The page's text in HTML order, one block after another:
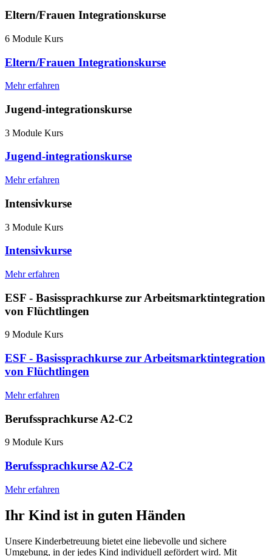
Eltern/Frauen Integrationskurse
6 Module Kurs
Eltern/Frauen Integrationskurse
Mehr erfahren
Jugend-integrationskurse
3 Module Kurs
Jugend-integrationskurse
Mehr erfahren
Intensivkurse
3 Module Kurs
Intensivkurse
Mehr erfahren
ESF - Basissprachkurse zur Arbeitsmarktintegration
von Flüchtlingen
9 Module Kurs
ESF - Basissprachkurse zur Arbeitsmarktintegration
von Flüchtlingen
Mehr erfahren
Berufssprachkurse A2-C2
9 Module Kurs
Berufssprachkurse A2-C2
Mehr erfahren
Ihr Kind ist in guten Händen
Unsere Kinderbetreuung bietet eine liebevolle und sichere
Umgebung, in der jedes Kind individuell gefördert wird. Mit